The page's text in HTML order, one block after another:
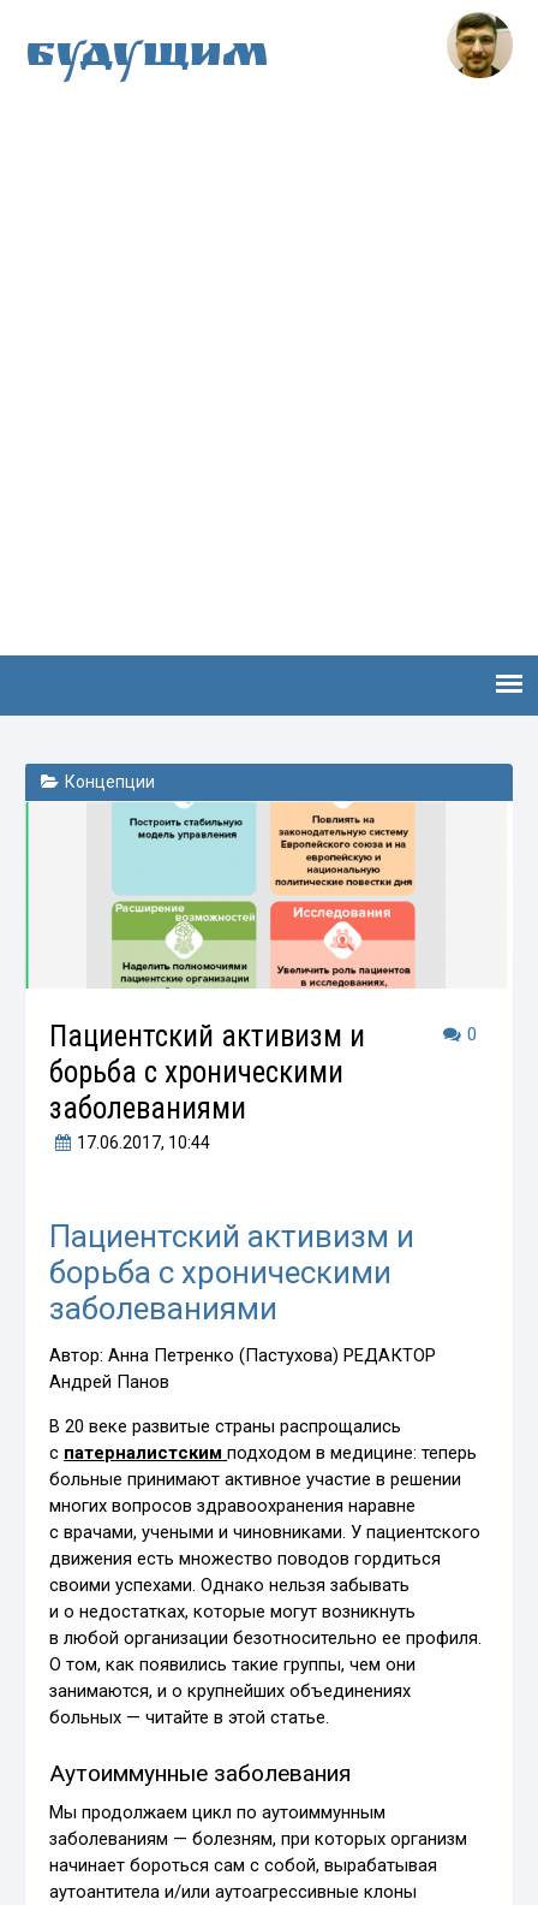
Будущим
Концепции
0
Пациентский активизм и
борьба с хроническими
заболеваниями
17.06.2017, 10:44
Пациентский активизм и
борьба с хроническими
заболеваниями
Автор: Анна Петренко (Пастухова) РЕДАКТОР
Андрей Панов
В 20 веке развитые страны распрощались
с патерналистским подходом в медицине: теперь
больные принимают активное участие в решении
многих вопросов здравоохранения наравне
с врачами, учеными и чиновниками. У пациентского
движения есть множество поводов гордиться
своими успехами. Однако нельзя забывать
и о недостатках, которые могут возникнуть
в любой организации безотносительно ее профиля.
О том, как появились такие группы, чем они
занимаются, и о крупнейших объединениях
больных — читайте в этой статье.
Аутоиммунные заболевания
Мы продолжаем цикл по аутоиммунным
заболеваниям — болезням, при которых организм
начинает бороться сам с собой, вырабатывая
аутоантитела и/или аутоагрессивные клоны